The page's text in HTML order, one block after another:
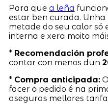
Para que a leña
estar ben curada. Unha
metade do seu calor só
interna e xera moito
* Recomendación
contar con menos dun
* Compra anticipada:
facer o pedido é na
aseguras mellores